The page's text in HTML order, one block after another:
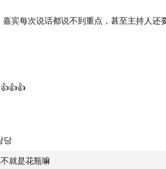
宾每次说话都说不到重点，甚至主持人还
당
就是花瓶嘛